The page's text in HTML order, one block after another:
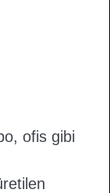
ofis gibi